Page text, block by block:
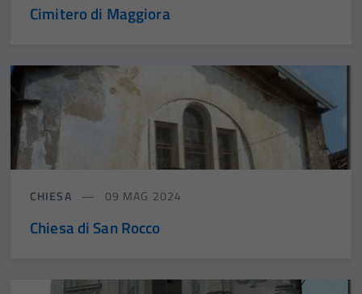
Cimitero di Maggiora
CHIESA 09 MAG 2024
Chiesa di San Rocco